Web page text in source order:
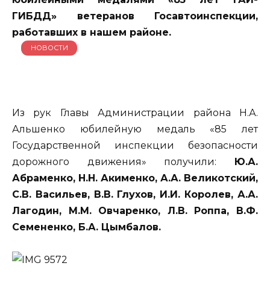
ГИБДД» ветеранов Госавтоинспекции,
работавших в нашем районе.
НОВОСТИ
Из рук Главы Администрации района Н.А.
Альшенко юбилейную медаль «85 лет
Государственной инспекции безопасности
дорожного движения» получили: Ю.А.
Абраменко, Н.Н. Акименко, А.А. Великотский,
С.В. Васильев, В.В. Глухов, И.И. Королев, А.А.
Лагодин, М.М. Овчаренко, Л.В. Роппа, В.Ф.
Семененко, Б.А. Цымбалов.